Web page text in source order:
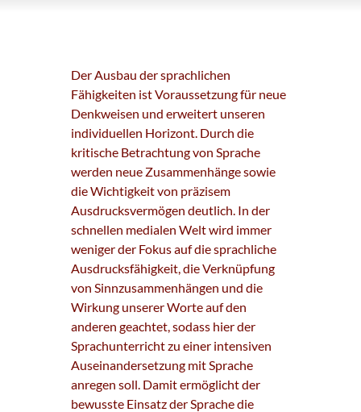
Der Ausbau der sprachlichen
Fähigkeiten ist Voraussetzung für neue
Denkweisen und erweitert unseren
individuellen Horizont. Durch die
kritische Betrachtung von Sprache
werden neue Zusammenhänge sowie
die Wichtigkeit von präzisem
Ausdrucksvermögen deutlich. In der
schnellen medialen Welt wird immer
weniger der Fokus auf die sprachliche
Ausdrucksfähigkeit, die Verknüpfung
von Sinnzusammenhängen und die
Wirkung unserer Worte auf den
anderen geachtet, sodass hier der
Sprachunterricht zu einer intensiven
Auseinandersetzung mit Sprache
anregen soll. Damit ermöglicht der
bewusste Einsatz der Sprache die